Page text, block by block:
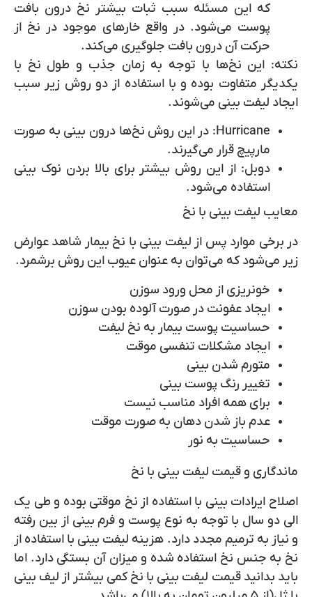
که این مسئله سبب ثبات بیشتر نخ درون بافت
پوست می‌شود. در واقع خارهای موجود در نخ از
حرکت آن درون بافت جلوگیری می‌کند.
نکته: این نخ‌ها با توجه به زمان جذب و طول نخ با
یکدیگر متفاوت بوده و با استفاده از دو روش زیر سبب
ایجاد لیفت بینی می‌شوند.
Hurricane: در این روش نخ‌ها درون بینی به صورت
مارپیچ قرار می‌گیرند.
دوبل: از این روش بیشتر برای بالا بردن نوک بینی
استفاده می‌شود.
معایب لیفت بینی با نخ
در برخی موارد پس از لیفت بینی با نخ بیمار شاهد عوارض
زیر می‌شود که می‌توان به عنوان عیوب این روش برشمرد.
خونریزی از محل ورود سوزن
ایجاد عفونت در صورت آلوده بودن سوزن
حساسیت پوست بیمار به نخ لیفت
ایجاد مشکلات تنفسی موقت
متورم شدن بینی
تغییر رنگ پوست بینی
برای همه افراد مناسب نیست
عدم باز شدن دهان به صورت موقت
حساسیت به نور
ماندگاری و قیمت لیفت بینی با نخ
اصلاح ایرادات بینی با استفاده از نخ موقتی بوده و طی یک
الی دو سال با توجه به نوع پوست و فرم بینی از بین رفته
و نیاز به ترمیم مجدد دارد. هزینه لیفت بینی با استفاده از
نخ به جنس نخ استفاده شده و میزان آن بستگی دارد. اما
باید بدانید قیمت لیفت بینی با نخ کمی بیشتر از لیف بینی